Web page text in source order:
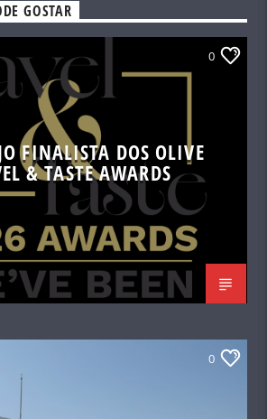
GOSTAR
0
FINALISTA DOS OLIVE
& TASTE AWARDS
0